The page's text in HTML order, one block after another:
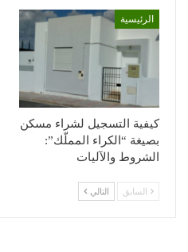
الرئيسية
كيفية التسجيل لشراء مسكن
بصيغة “الكراء المملّك”:
الشروط والآليات
السابق التالي